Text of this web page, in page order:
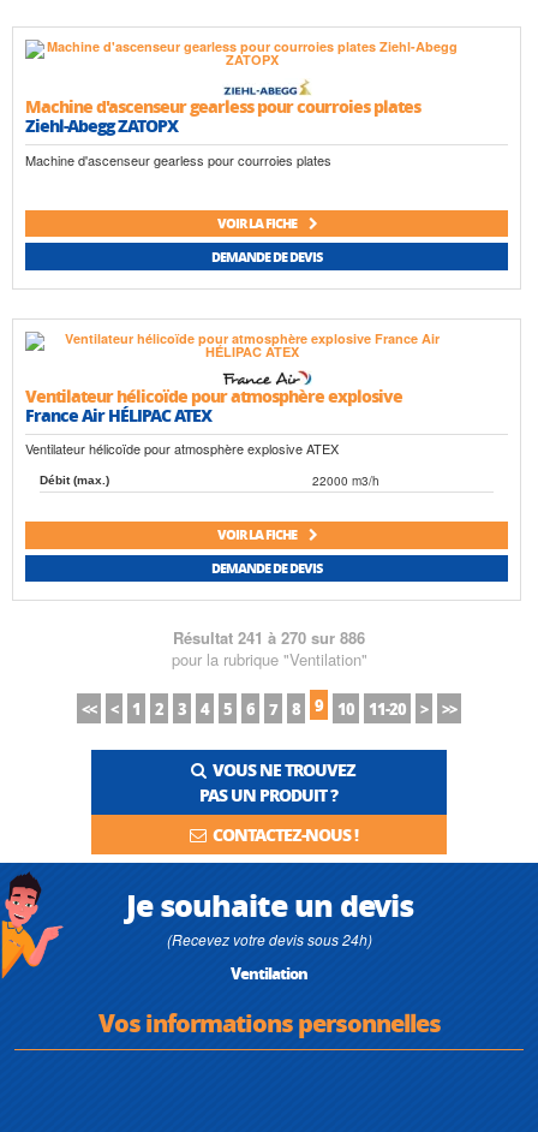
Machine d'ascenseur gearless pour courroies plates
Ziehl-Abegg ZATOPX
Machine d'ascenseur gearless pour courroies plates
VOIR LA FICHE
DEMANDE DE DEVIS
Ventilateur hélicoïde pour atmosphère explosive
France Air HÉLIPAC ATEX
Ventilateur hélicoïde pour atmosphère explosive ATEX
Débit (max.) 22000 m3/h
VOIR LA FICHE
DEMANDE DE DEVIS
Résultat 241 à 270 sur 886
pour la rubrique "Ventilation"
<< < 1 2 3 4 5 6 7 8 9 10 11-20 > >>
VOUS NE TROUVEZ
PAS UN PRODUIT ?
CONTACTEZ-NOUS !
Je souhaite un devis
(Recevez votre devis sous 24h)
Ventilation
Vos informations personnelles